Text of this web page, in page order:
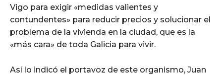
Vigo para exigir «medidas valientes y
contundentes» para reducir precios y solucionar el
problema de la vivienda en la ciudad, que es la
«más cara» de toda Galicia para vivir.
Así lo indicó el portavoz de este organismo, Juan